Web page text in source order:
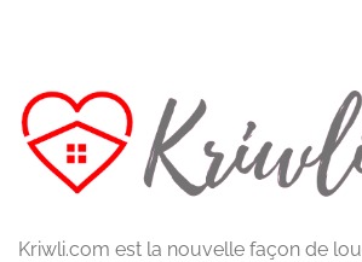
Kriwli.com est la nouvelle façon de